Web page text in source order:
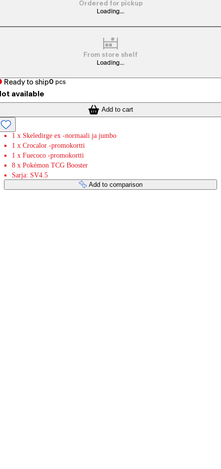
Ordered for pickup
Loading...
From store shelf
Loading...
Ready to ship0 pcs
available
Add to cart
1 x Skeledirge ex -normaali ja jumbo
1 x Crocalor -promokortti
1 x Fuecoco -promokortti
8 x Pokémon TCG Booster
Sarja: SV4.5
Add to comparison